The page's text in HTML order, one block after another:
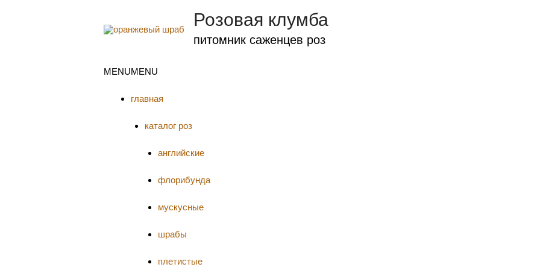
Розовая клумба
питомник саженцев роз
MENUMENU
главная
каталог роз
английские
флорибунда
мускусные
шрабы
плетистые